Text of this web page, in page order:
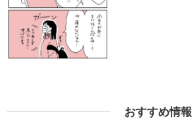
おすすめ情報